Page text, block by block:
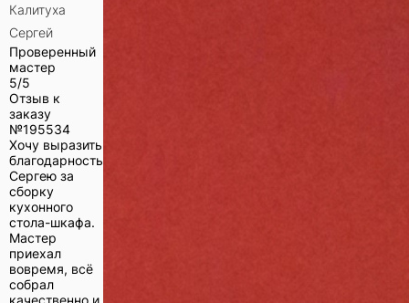
Калитуха
Сергей
Проверенный
мастер
5/5
Отзыв к
заказу
№195534
Хочу выразить
благодарность
Сергею за
сборку
кухонного
стола-шкафа.
Мастер
приехал
вовремя, всё
собрал
качественно и